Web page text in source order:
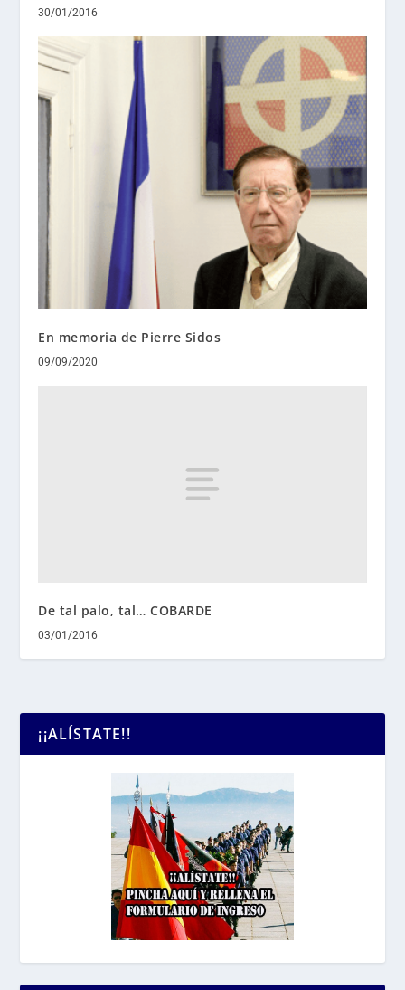
30/01/2016
En memoria de Pierre Sidos
09/09/2020
De tal palo, tal… COBARDE
03/01/2016
¡¡ALÍSTATE!!